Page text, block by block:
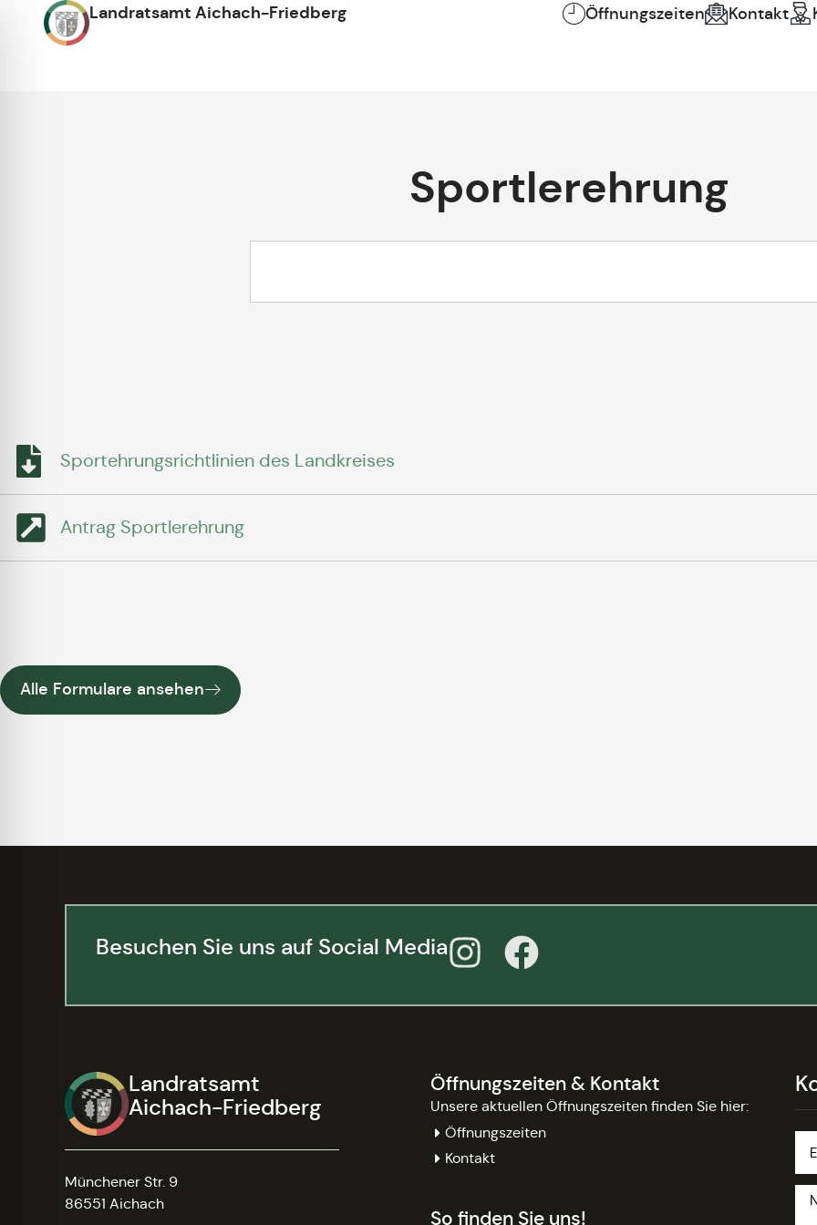
Landratsamt Aichach-Friedberg Öffnungszeiten Kontakt
Sportlerehrung
Sportehrungsrichtlinien des Landkreises
Antrag Sportlerehrung
Alle Formulare ansehen
Besuchen Sie uns auf Social Media
Landratsamt
Aichach-Friedberg
Münchener Str. 9
86551 Aichach
Öffnungszeiten & Kontakt
Unsere aktuellen Öffnungszeiten finden Sie hier:
Öffnungszeiten
Kontakt
So finden Sie uns!